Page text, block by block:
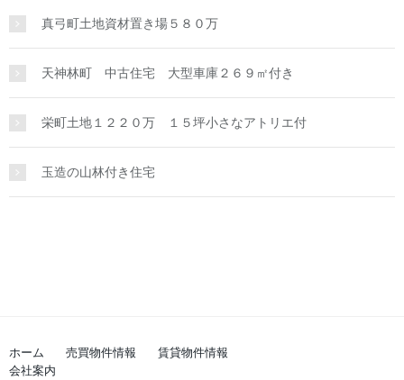
真弓町土地資材置き場５８０万
天神林町 中古住宅 大型車庫２６９㎡付き
栄町土地１２２０万 １５坪小さなアトリエ付
玉造の山林付き住宅
ホーム 売買物件情報
賃貸物件情報
会社案内